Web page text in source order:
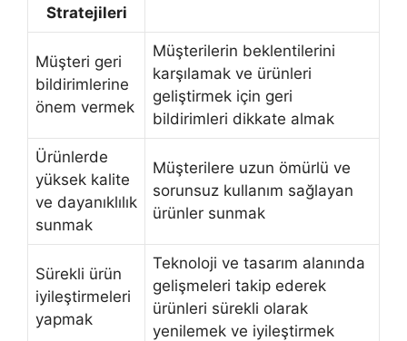
Stratejileri
Müşteri geri
bildirimlerine
önem vermek
Müşterilerin beklentilerini
karşılamak ve ürünleri
geliştirmek için geri
bildirimleri dikkate almak
Ürünlerde
yüksek kalite
ve dayanıklılık
sunmak
Müşterilere uzun ömürlü ve
sorunsuz kullanım sağlayan
ürünler sunmak
Sürekli ürün
iyileştirmeleri
yapmak
Teknoloji ve tasarım alanında
gelişmeleri takip ederek
ürünleri sürekli olarak
yenilemek ve iyileştirmek